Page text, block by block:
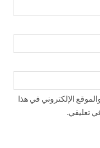
الإلكتروني في هذا
تعليقي.